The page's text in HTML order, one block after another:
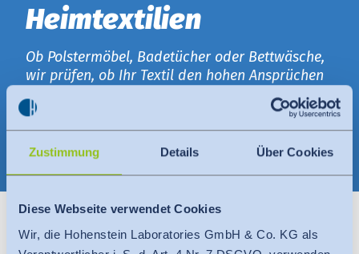
Zustimmung Details Über Cookies
Diese Webseite verwendet Cookies
Wir, die Hohenstein Laboratories GmbH & Co. KG als
Indonesia
中国
Downloads
Presse
Newsletter
Klimakomfort
Heimtextilien
Ob Polstermöbel, Badetücher oder Bettwäsche,
wir prüfen, ob Ihr Textil den hohen Ansprüchen
Ihrer Kunden gewachsen ist, und ihnen das
gewünschte Wohlfühlerlebnis bietet sowie die
notwendigen Sicherheitsvorgaben einhält.
KLIMAKOMFORT